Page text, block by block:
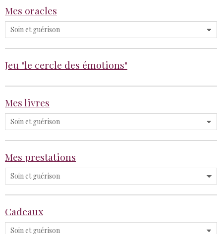
Mes oracles
Jeu "le cercle des émotions"
Mes livres
Mes prestations
Cadeaux